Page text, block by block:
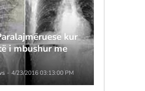
kur
i mbushur me
- 4/23/2016 03:13:00 PM